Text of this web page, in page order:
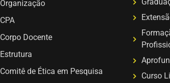
Organização
CPA
Corpo Docente
Estrutura
Comitê de Ética em Pesquisa
Curso